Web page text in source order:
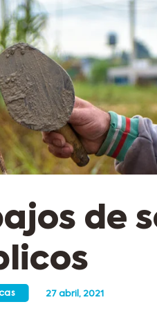
de
27 abril, 2021